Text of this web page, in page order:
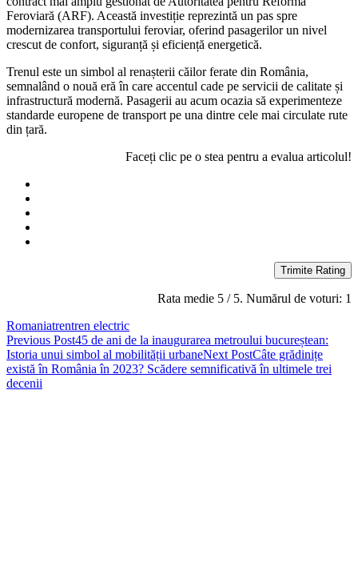
Feroviară (ARF). Această investiție reprezintă un pas spre
modernizarea transportului feroviar, oferind pasagerilor un nivel
crescut de confort, siguranță și eficiență energetică.
Trenul este un simbol al renașterii căilor ferate din România,
semnalând o nouă eră în care accentul cade pe servicii de calitate și
infrastructură modernă. Pasagerii au acum ocazia să experimenteze
standarde europene de transport pe una dintre cele mai circulate rute
din țară.
Faceți clic pe o stea pentru a evalua articolul!
Trimite Rating
Rata medie 5 / 5. Numărul de voturi: 1
Romaniatrentren electric
Post
navigation
Previous Post45 de ani de la inaugurarea metroului bucureștean:
Istoria unui simbol al mobilității urbaneNext PostCâte grădinițe
există în România în 2023? Scădere semnificativă în ultimele trei
decenii